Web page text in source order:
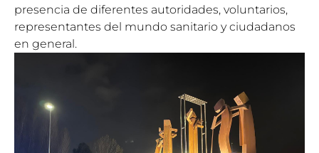
presencia de diferentes autoridades, voluntarios,
representantes del mundo sanitario y ciudadanos
en general.